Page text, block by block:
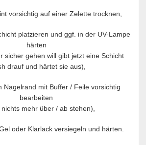
vorsichtig auf einer Zelette trocknen,
platzieren und ggf. in der UV-Lampe
härten
sicher gehen will gibt jetzt eine Schicht
drauf und härtet sie aus),
Nagelrand mit Buffer / Feile vorsichtig
bearbeiten
mehr über / ab stehen),
oder Klarlack versiegeln und härten.